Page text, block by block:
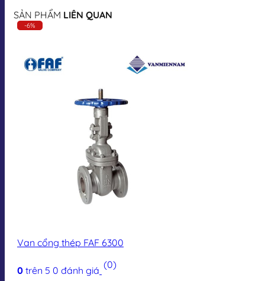
SẢN PHẨM LIÊN QUAN
-6%
Van cổng thép FAF 6300
0 trên 5 0 đánh giá (0)